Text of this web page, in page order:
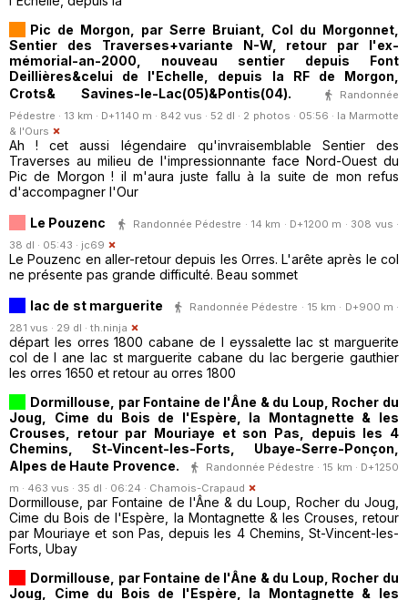
Pic de Morgon, par Serre Bruiant, Col du Morgonnet,
Sentier des Traverses+variante N-W, retour par l'ex-
mémorial-an-2000, nouveau sentier depuis Font
Deillières&celui de l'Echelle, depuis la RF de Morgon,
Crots& Savines-le-Lac(05)&Pontis(04).
Randonnée
Pédestre · 13 km · D+1140 m · 842 vus · 52 dl · 2 photos · 05:56 · la Marmotte
& l'Ours
Ah ! cet aussi légendaire qu'invraisemblable Sentier des
Traverses au milieu de l'impressionnante face Nord-Ouest du
Pic de Morgon ! il m'aura juste fallu à la suite de mon refus
d'accompagner l'Our
Le Pouzenc
Randonnée Pédestre · 14 km · D+1200 m · 308 vus ·
38 dl · 05:43 · jc69
Le Pouzenc en aller-retour depuis les Orres. L'arête après le col
ne présente pas grande difficulté. Beau sommet
lac de st marguerite
Randonnée Pédestre · 15 km · D+900 m ·
281 vus · 29 dl · th.ninja
départ les orres 1800 cabane de l eyssalette lac st marguerite
col de l ane lac st marguerite cabane du lac bergerie gauthier
les orres 1650 et retour au orres 1800
Dormillouse, par Fontaine de l'Âne & du Loup, Rocher du
Joug, Cime du Bois de l'Espère, la Montagnette & les
Crouses, retour par Mouriaye et son Pas, depuis les 4
Chemins, St-Vincent-les-Forts, Ubaye-Serre-Ponçon,
Alpes de Haute Provence.
Randonnée Pédestre · 15 km · D+1250
m · 463 vus · 35 dl · 06:24 · Chamois-Crapaud
Dormillouse, par Fontaine de l'Âne & du Loup, Rocher du Joug,
Cime du Bois de l'Espère, la Montagnette & les Crouses, retour
par Mouriaye et son Pas, depuis les 4 Chemins, St-Vincent-les-
Forts, Ubay
Dormillouse, par Fontaine de l'Âne & du Loup, Rocher du
Joug, Cime du Bois de l'Espère, la Montagnette & les